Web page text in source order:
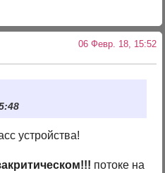
06 Февр. 18, 15:52
устройства!
потоке на